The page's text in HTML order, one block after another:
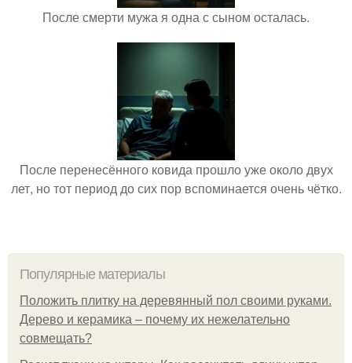
После смерти мужа я одна с сыном осталась.
После перенесённого ковида прошло уже около двух
лет, но тот период до сих пор вспоминается очень чётко.
Популярные материалы
Положить плитку на деревянный пол своими руками.
Дерево и керамика – почему их нежелательно
совмещать?